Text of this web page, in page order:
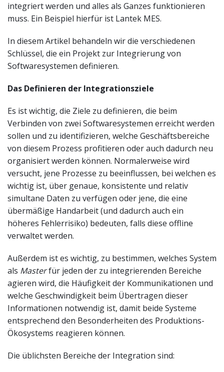
integriert werden und alles als Ganzes funktionieren
muss. Ein Beispiel hierfür ist Lantek MES.
In diesem Artikel behandeln wir die verschiedenen
Schlüssel, die ein Projekt zur Integrierung von
Softwaresystemen definieren.
Das Definieren der Integrationsziele
Es ist wichtig, die Ziele zu definieren, die beim
Verbinden von zwei Softwaresystemen erreicht werden
sollen und zu identifizieren, welche Geschäftsbereiche
von diesem Prozess profitieren oder auch dadurch neu
organisiert werden können. Normalerweise wird
versucht, jene Prozesse zu beeinflussen, bei welchen es
wichtig ist, über genaue, konsistente und relativ
simultane Daten zu verfügen oder jene, die eine
übermäßige Handarbeit (und dadurch auch ein
höheres Fehlerrisiko) bedeuten, falls diese offline
verwaltet werden.
Außerdem ist es wichtig, zu bestimmen, welches System
als Masterfür jeden der zu integrierenden Bereiche
agieren wird, die Häufigkeit der Kommunikationen und
welche Geschwindigkeit beim Übertragen dieser
Informationen notwendig ist, damit beide Systeme
entsprechend den Besonderheiten des Produktions-
Ökosystems reagieren können.
Die üblichsten Bereiche der Integration sind: